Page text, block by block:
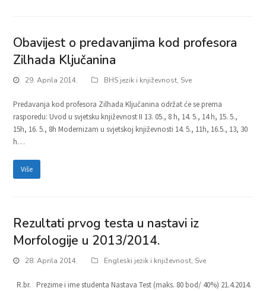
Obavijest o predavanjima kod profesora
Zilhada Ključanina
29. Aprila 2014. BHS jezik i književnost, Sve
Predavanja kod profesora Zilhada Ključanina održat će se prema
rasporedu: Uvod u svjetsku književnost II 13. 05., 8 h, 14. 5., 14 h, 15. 5.,
15h, 16. 5., 8h Modernizam u svjetskoj književnosti 14. 5., 11h, 16.5., 13, 30
h…
Više
Rezultati prvog testa u nastavi iz
Morfologije u 2013/2014.
28. Aprila 2014. Engleski jezik i književnost, Sve
R.br. Prezime i ime studenta Nastava Test (maks. 80 bod/ 40%) 21.4.2014.